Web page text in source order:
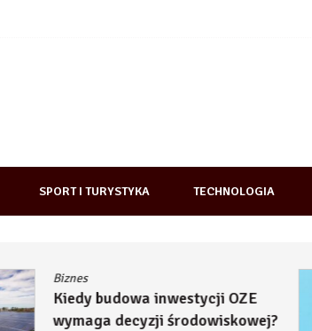
SPORT I TURYSTYKA TECHNOLOGIA
Biznes
Kiedy budowa inwestycji OZE
wymaga decyzji środowiskowej?